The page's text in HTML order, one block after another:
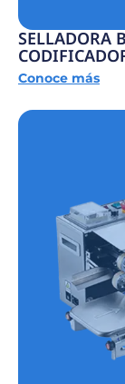
SELLADORA
Conoce más